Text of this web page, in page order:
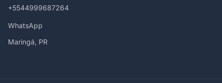
+5544999687264
WhatsApp
Maringá, PR